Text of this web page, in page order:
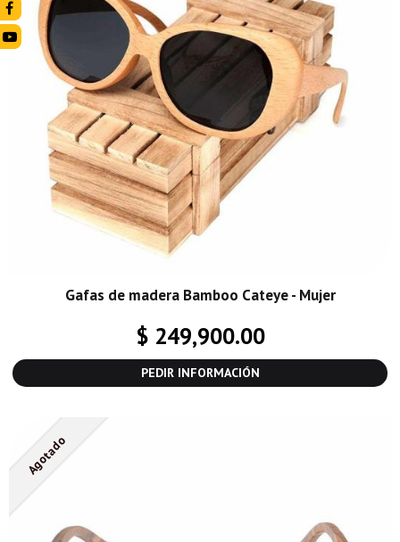
Gafas de madera Bamboo Cateye - Mujer
$ 249,900.00
PEDIR INFORMACIÓN
Agotado